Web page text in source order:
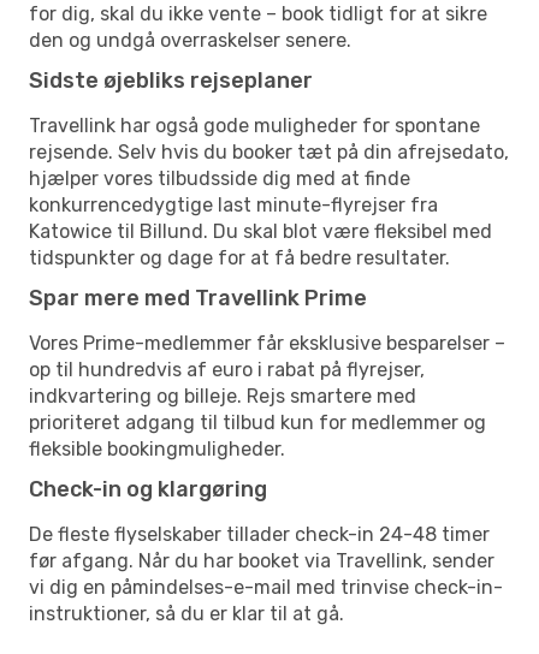
for dig, skal du ikke vente – book tidligt for at sikre
den og undgå overraskelser senere.
Sidste øjebliks rejseplaner
Travellink har også gode muligheder for spontane
rejsende. Selv hvis du booker tæt på din afrejsedato,
hjælper vores tilbudsside dig med at finde
konkurrencedygtige last minute-flyrejser fra
Katowice til Billund. Du skal blot være fleksibel med
tidspunkter og dage for at få bedre resultater.
Spar mere med Travellink Prime
Vores Prime-medlemmer får eksklusive besparelser –
op til hundredvis af euro i rabat på flyrejser,
indkvartering og billeje. Rejs smartere med
prioriteret adgang til tilbud kun for medlemmer og
fleksible bookingmuligheder.
Check-in og klargøring
De fleste flyselskaber tillader check-in 24-48 timer
før afgang. Når du har booket via Travellink, sender
vi dig en påmindelses-e-mail med trinvise check-in-
instruktioner, så du er klar til at gå.